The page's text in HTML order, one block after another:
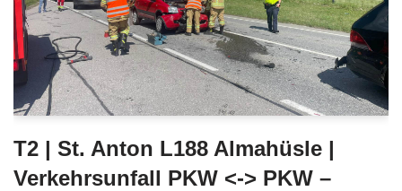
T2 | St. Anton L188 Almahüsle |
Verkehrsunfall PKW <-> PKW –